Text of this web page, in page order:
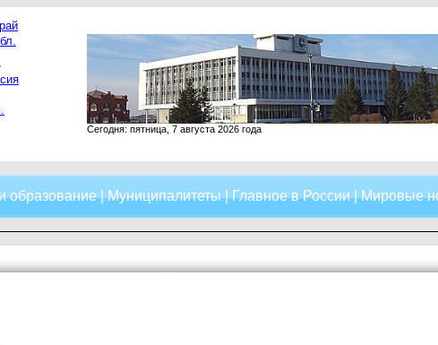
Сегодня: пятница, 7 августа 2026 года
образование|Муниципалитеты|Главное в России|Мировые